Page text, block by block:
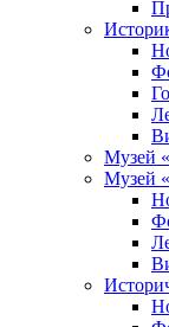
Музей
Музей